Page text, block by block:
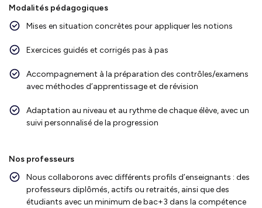
Modalités pédagogiques
Mises en situation concrètes pour appliquer les notions
Exercices guidés et corrigés pas à pas
Accompagnement à la préparation des contrôles/examens
avec méthodes d’apprentissage et de révision
Adaptation au niveau et au rythme de chaque élève, avec un
suivi personnalisé de la progression
Nos professeurs
Nous collaborons avec différents profils d’enseignants : des
professeurs diplômés, actifs ou retraités, ainsi que des
étudiants avec un minimum de bac+3 dans la compétence